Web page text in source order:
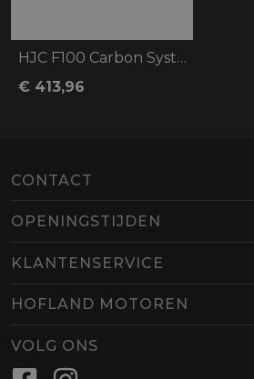
HJC F100 Carbon Systeemhelm carbon
€ 413,96
CONTACT
BEL EMAIL
OPENINGSTIJDEN
Maandag
Dinsdag
Woensdag
Donderdag
Vrijdag
KLANTENSERVICE
HOFLAND MOTOREN
VOLG ONS